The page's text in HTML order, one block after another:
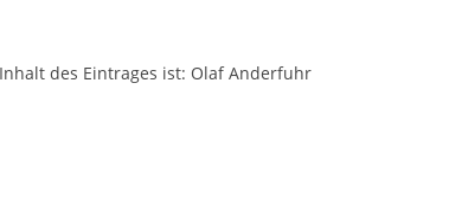
des Eintrages ist: Olaf Anderfuhr